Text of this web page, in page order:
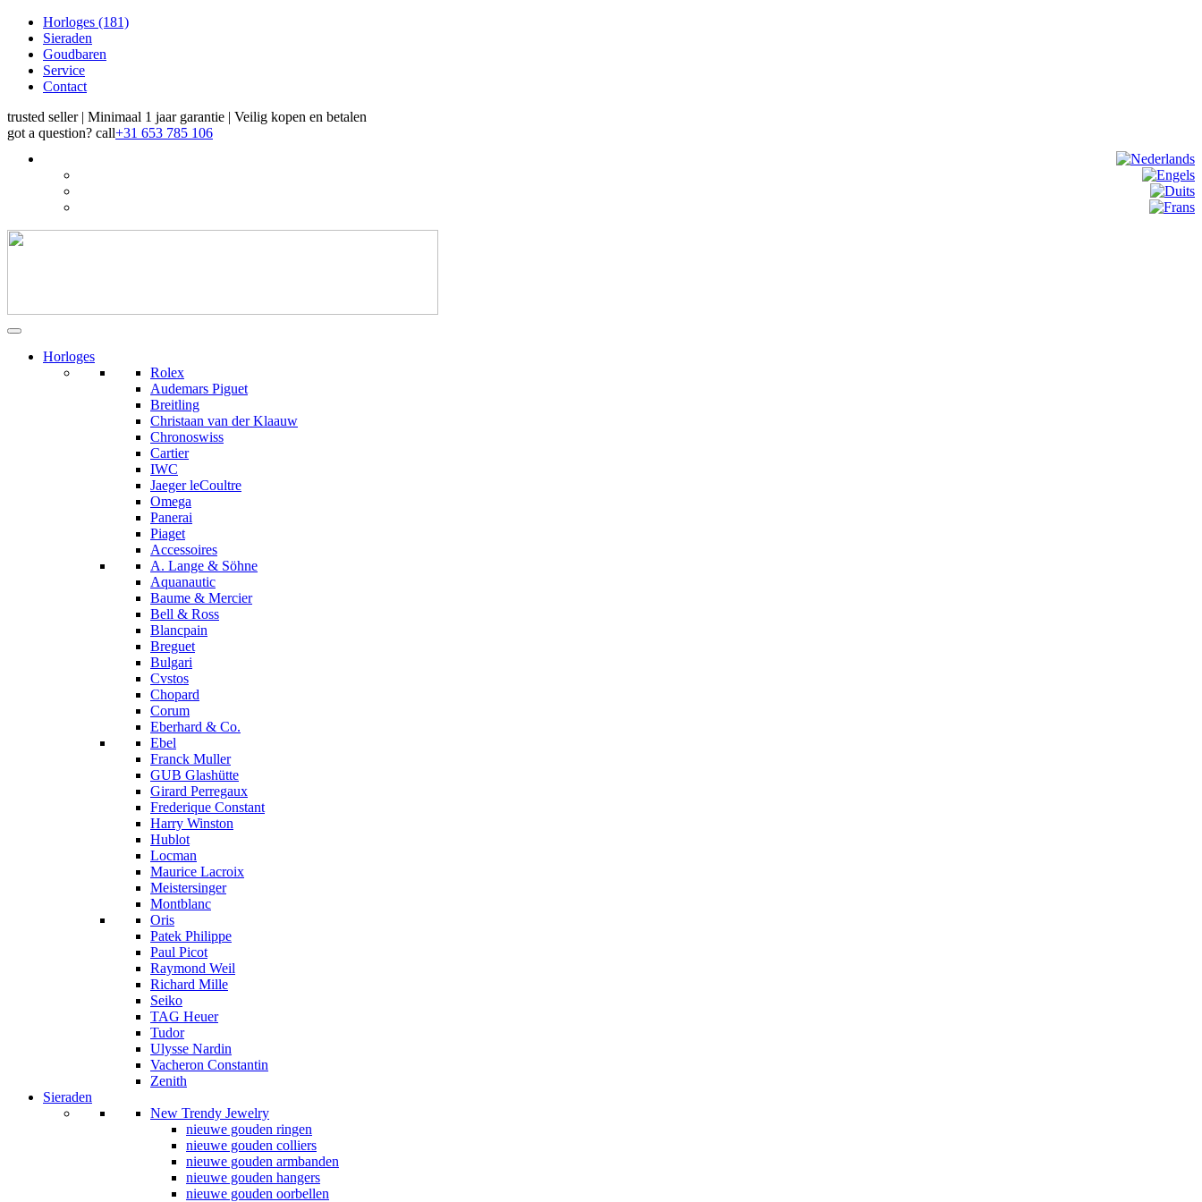
Horloges (181)
Sieraden
Goudbaren
Service
Contact
trusted seller | Minimaal 1 jaar garantie | Veilig kopen en betalen
got a question? call+31 653 785 106
Horloges
Rolex
Audemars Piguet
Breitling
Christaan van der Klaauw
Chronoswiss
Cartier
IWC
Jaeger leCoultre
Omega
Panerai
Piaget
Accessoires
A. Lange & Söhne
Aquanautic
Baume & Mercier
Bell & Ross
Blancpain
Breguet
Bulgari
Cvstos
Chopard
Corum
Eberhard & Co.
Ebel
Franck Muller
GUB Glashütte
Girard Perregaux
Frederique Constant
Harry Winston
Hublot
Locman
Maurice Lacroix
Meistersinger
Montblanc
Oris
Patek Philippe
Paul Picot
Raymond Weil
Richard Mille
Seiko
TAG Heuer
Tudor
Ulysse Nardin
Vacheron Constantin
Zenith
Sieraden
New Trendy Jewelry
nieuwe gouden ringen
nieuwe gouden colliers
nieuwe gouden armbanden
nieuwe gouden hangers
nieuwe gouden oorbellen